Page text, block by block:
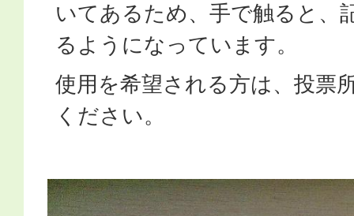
いてあるため、手で触ると、
るようになっています。
使用を希望される方は、投票
ください。